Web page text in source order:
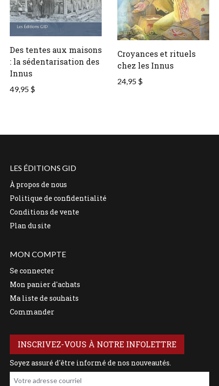
Des tentes aux maisons
: la sédentarisation des
Innus
49,95 $
Croyances et rituels
chez les Innus
24,95 $
LES ÉDITIONS GID
À propos de nous
Politique de confidentialité
Conditions de vente
Plan du site
MON COMPTE
Se connecter
Mon panier d'achats
Ma liste de souhaits
Commander
INSCRIVEZ-VOUS À NOTRE INFOLETTRE
Soyez assuré d'être informé de nos nouveautés.
Votre adresse courriel